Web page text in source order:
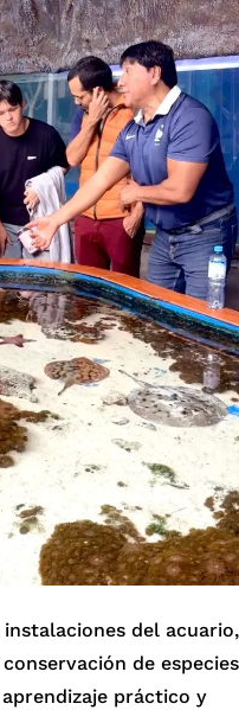
del acuario,
de especies
práctico y